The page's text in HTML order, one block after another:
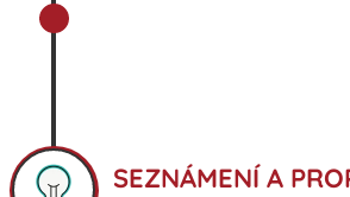
SEZNÁMENÍ A